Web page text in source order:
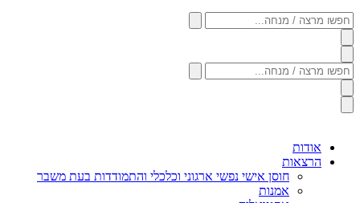
חפשו
מרצה
/
מנחה...
חפשו
מרצה
/
מנחה...
אודות
הרצאות
חוסן אישי נפשי ארגוני וכלכלי והתמודדות בעת משבר
אמנות